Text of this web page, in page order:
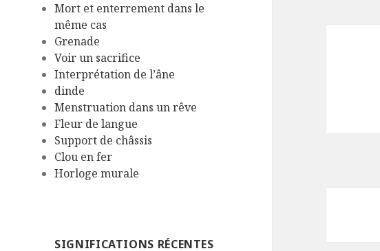
Mort et enterrement dans le
même cas
Grenade
Voir un sacrifice
Interprétation de l’âne
dinde
Menstruation dans un rêve
Fleur de langue
Support de châssis
Clou en fer
Horloge murale
SIGNIFICATIONS RÉCENTES